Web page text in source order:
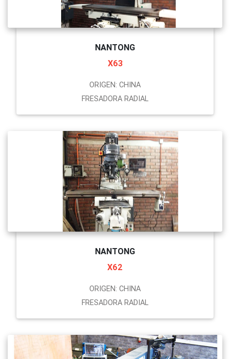
NANTONG
X63
ORIGEN: CHINA
FRESADORA RADIAL
NANTONG
X62
ORIGEN: CHINA
FRESADORA RADIAL